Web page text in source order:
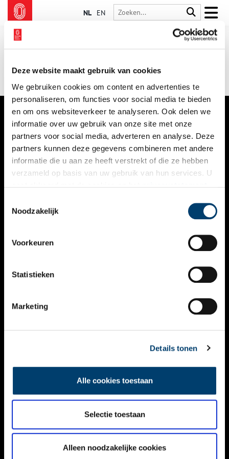
Deze website maakt gebruik van cookies
We gebruiken cookies om content en advertenties te
personaliseren, om functies voor social media te bieden
en om ons websiteverkeer te analyseren. Ook delen we
informatie over uw gebruik van onze site met onze
partners voor social media, adverteren en analyse. Deze
partners kunnen deze gegevens combineren met andere
informatie die u aan ze heeft verstrekt of die ze hebben
verzameld op basis van uw gebruik van hun services. U
Noodzakelijk
Voorkeuren
Statistieken
Marketing
Details tonen
Alle cookies toestaan
Selectie toestaan
Alleen noodzakelijke cookies
NL EN
VERHALEN
NIEUWS
KALENDER
ACTIVITEITEN
NIEUWSBRIEF
DISCLAIMER
TOEGANKELIJKHEID
Volg ONH op social media